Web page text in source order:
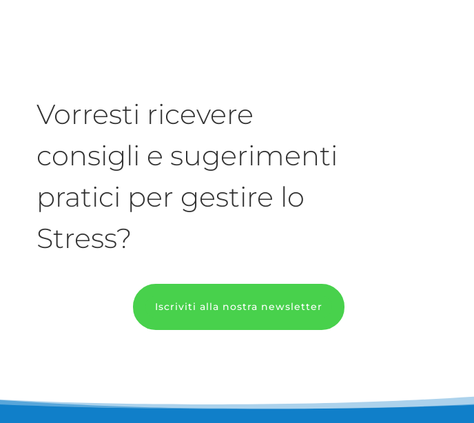
Vorresti ricevere
consigli e sugerimenti
pratici per gestire lo
Stress?
Iscriviti alla nostra newsletter